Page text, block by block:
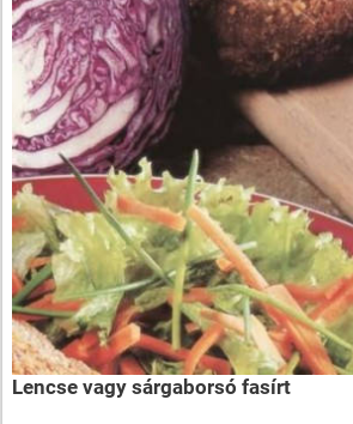
Lencse vagy sárgaborsó fasírt